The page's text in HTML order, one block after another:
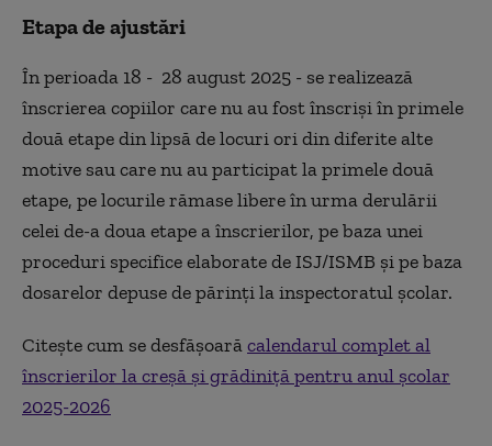
Etapa de ajustări
În perioada 18 - 28 august 2025 - se realizează
înscrierea copiilor care nu au fost înscriși în primele
două etape din lipsă de locuri ori din diferite alte
motive sau care nu au participat la primele două
etape, pe locurile rămase libere în urma derulării
celei de-a doua etape a înscrierilor, pe baza unei
proceduri specifice elaborate de ISJ/ISMB și pe baza
dosarelor depuse de părinți la inspectoratul școlar.
Citește cum se desfășoarăcalendarul complet al
înscrierilor la creșă și grădiniță pentru anul școlar
2025-2026